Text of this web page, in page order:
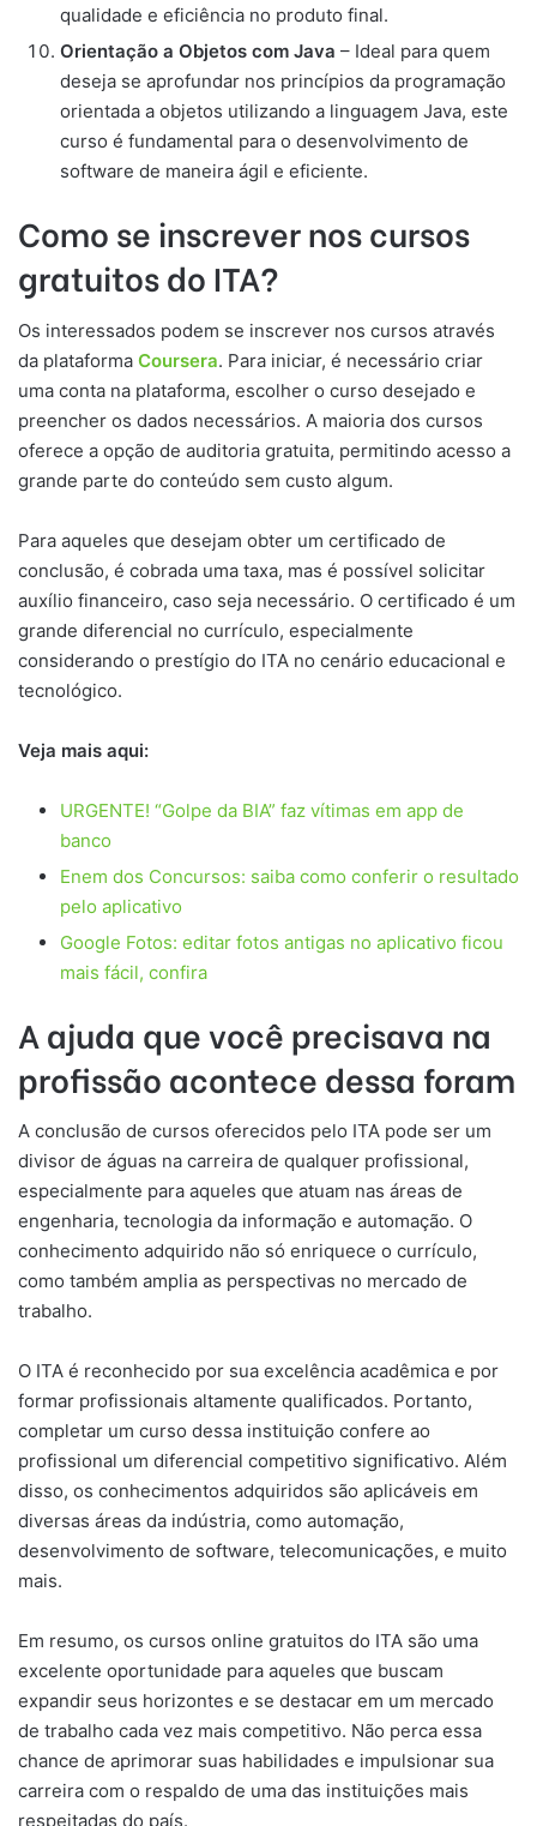
qualidade e eficiência no produto final.
Orientação a Objetos com Java – Ideal para quem
deseja se aprofundar nos princípios da programação
orientada a objetos utilizando a linguagem Java, este
curso é fundamental para o desenvolvimento de
software de maneira ágil e eficiente.
Como se inscrever nos cursos
gratuitos do ITA?
Os interessados podem se inscrever nos cursos através
da plataforma Coursera. Para iniciar, é necessário criar
uma conta na plataforma, escolher o curso desejado e
preencher os dados necessários. A maioria dos cursos
oferece a opção de auditoria gratuita, permitindo acesso a
grande parte do conteúdo sem custo algum.
Para aqueles que desejam obter um certificado de
conclusão, é cobrada uma taxa, mas é possível solicitar
auxílio financeiro, caso seja necessário. O certificado é um
grande diferencial no currículo, especialmente
considerando o prestígio do ITA no cenário educacional e
tecnológico.
Veja mais aqui:
URGENTE! “Golpe da BIA” faz vítimas em app de
banco
Enem dos Concursos: saiba como conferir o resultado
pelo aplicativo
Google Fotos: editar fotos antigas no aplicativo ficou
mais fácil, confira
A ajuda que você precisava na
profissão acontece dessa foram
A conclusão de cursos oferecidos pelo ITA pode ser um
divisor de águas na carreira de qualquer profissional,
especialmente para aqueles que atuam nas áreas de
engenharia, tecnologia da informação e automação. O
conhecimento adquirido não só enriquece o currículo,
como também amplia as perspectivas no mercado de
trabalho.
O ITA é reconhecido por sua excelência acadêmica e por
formar profissionais altamente qualificados. Portanto,
completar um curso dessa instituição confere ao
profissional um diferencial competitivo significativo. Além
disso, os conhecimentos adquiridos são aplicáveis em
diversas áreas da indústria, como automação,
desenvolvimento de software, telecomunicações, e muito
mais.
Em resumo, os cursos online gratuitos do ITA são uma
excelente oportunidade para aqueles que buscam
expandir seus horizontes e se destacar em um mercado
de trabalho cada vez mais competitivo. Não perca essa
chance de aprimorar suas habilidades e impulsionar sua
carreira com o respaldo de uma das instituições mais
respeitadas do país.